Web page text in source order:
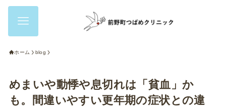
ホーム blog
めまいや動悸や息切れは「貧血」か
も。間違いやすい更年期の症状との違